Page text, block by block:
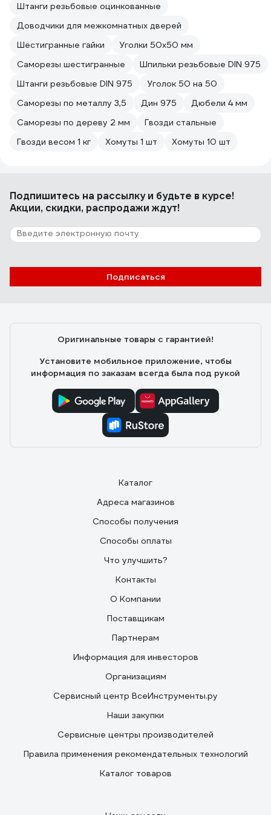
Штанги резьбовые оцинкованные
Доводчики для межкомнатных дверей
Шестигранные гайки
Уголки 50х50 мм
Саморезы шестигранные
Шпильки резьбовые DIN 975
Штанги резьбовые DIN 975
Уголок 50 на 50
Саморезы по металлу 3,5
Дин 975
Дюбели 4 мм
Саморезы по дереву 2 мм
Гвозди стальные
Гвозди весом 1 кг
Хомуты 1 шт Хомуты 10 шт
Подпишитесь на рассылкуи будьте в курсе!
Акции, скидки, распродажи ждут!
Подписаться
Оригинальные товары с гарантией!
Установите мобильное приложение, чтобы
информация по заказам всегда была под рукой
Каталог
Адреса магазинов
Способы получения
Способы оплаты
Что улучшить?
Контакты
О Компании
Поставщикам
Партнерам
Информация для инвесторов
Организациям
Сервисный центр ВсеИнструменты.ру
Наши закупки
Сервисные центры производителей
Правила применения рекомендательных технологий
Каталог товаров